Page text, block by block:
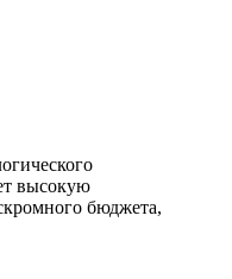
высокую
бюджета,